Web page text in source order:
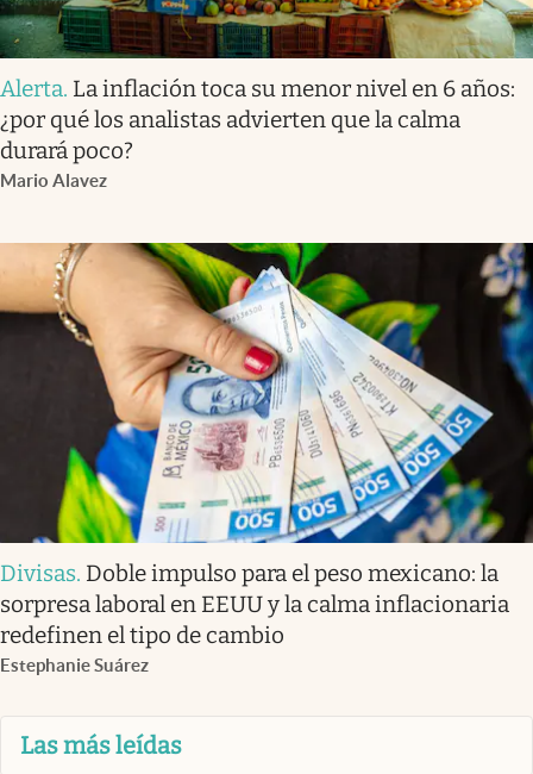
Alerta. La inflación toca su menor nivel en 6 años:
¿por qué los analistas advierten que la calma
durará poco?
Mario Alavez
Divisas. Doble impulso para el peso mexicano: la
sorpresa laboral en EEUU y la calma inflacionaria
redefinen el tipo de cambio
Estephanie Suárez
Las más leídas